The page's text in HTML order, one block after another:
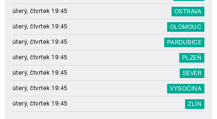
úterý, čtvrtek 19:45 OSTRAVA
úterý, čtvrtek 19:45 OLOMOUC
úterý, čtvrtek 19:45 PARDUBICE
úterý, čtvrtek 19:45 PLZEŇ
úterý, čtvrtek 19:45 SEVER
úterý, čtvrtek 19:45 VYSOČINA
úterý, čtvrtek 19:45 ZLÍN